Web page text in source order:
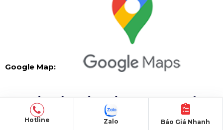
Google Map:
✅ NHÀ HÁT HÒA BÌNH - 240 ĐƯỜNG
3/2.Hotline Báo Giá Nhanh
Zalo